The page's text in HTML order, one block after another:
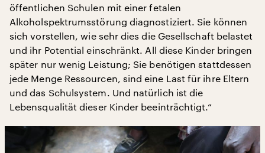
öffentlichen Schulen mit einer fetalen
Alkoholspektrumsstörung diagnostiziert. Sie können
sich vorstellen, wie sehr dies die Gesellschaft belastet
und ihr Potential einschränkt. All diese Kinder bringen
später nur wenig Leistung; Sie benötigen stattdessen
jede Menge Ressourcen, sind eine Last für ihre Eltern
und das Schulsystem. Und natürlich ist die
Lebensqualität dieser Kinder beeinträchtigt.“